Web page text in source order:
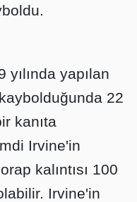
yılında yapılan
22
kanıta
Irvine'in
kalıntısı 100
Irvine'in